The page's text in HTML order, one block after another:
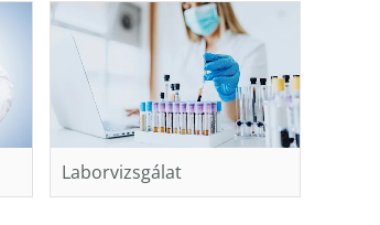
Laborvizsgálat